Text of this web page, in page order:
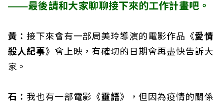
——最後請和大家聊聊接下來的工作計畫吧。
黃： 接下來會有一部周美玲導演的電影作品《愛情
殺人紀事》會上映，有確切的日期會再盡快告訴大
家。
石： 我也有一部電影《靈語》，但因為疫情的關係